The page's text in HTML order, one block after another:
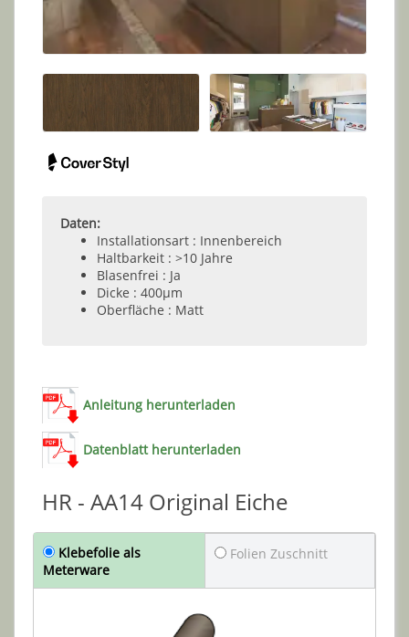
Daten:
Installationsart : Innenbereich
Haltbarkeit : >10 Jahre
Blasenfrei : Ja
Dicke : 400µm
Oberfläche : Matt
Anleitung herunterladen
Datenblatt herunterladen
HR - AA14 Original Eiche
Klebefolie als
Meterware
Folien Zuschnitt